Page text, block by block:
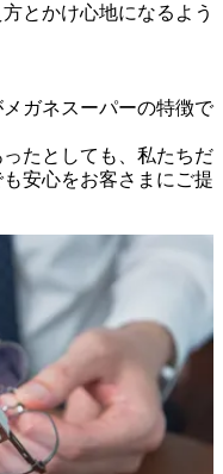
とかけ心地になるよう
ガネスーパーの特徴で
たとしても、私たちだ
安心をお客さまにご提